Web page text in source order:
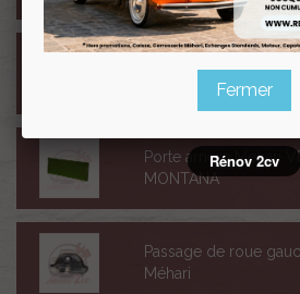
MONTANA
Porte arrière Méhari
MONTANA
Passage de roue
Méhari
Fermer
Rénov 2cv